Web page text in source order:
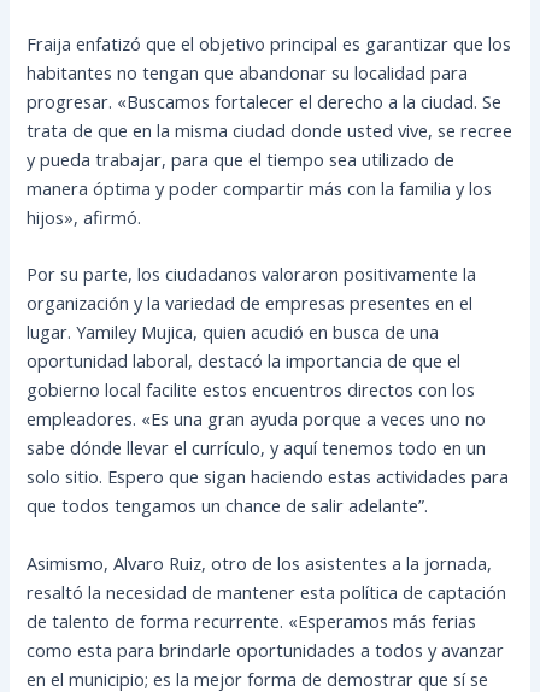
Fraija enfatizó que el objetivo principal es garantizar que los
habitantes no tengan que abandonar su localidad para
progresar. «Buscamos fortalecer el derecho a la ciudad. Se
trata de que en la misma ciudad donde usted vive, se recree
y pueda trabajar, para que el tiempo sea utilizado de
manera óptima y poder compartir más con la familia y los
hijos», afirmó.
Por su parte, los ciudadanos valoraron positivamente la
organización y la variedad de empresas presentes en el
lugar. Yamiley Mujica, quien acudió en busca de una
oportunidad laboral, destacó la importancia de que el
gobierno local facilite estos encuentros directos con los
empleadores. «Es una gran ayuda porque a veces uno no
sabe dónde llevar el currículo, y aquí tenemos todo en un
solo sitio. Espero que sigan haciendo estas actividades para
que todos tengamos un chance de salir adelante”.
Asimismo, Alvaro Ruiz, otro de los asistentes a la jornada,
resaltó la necesidad de mantener esta política de captación
de talento de forma recurrente. «Esperamos más ferias
como esta para brindarle oportunidades a todos y avanzar
en el municipio; es la mejor forma de demostrar que sí se